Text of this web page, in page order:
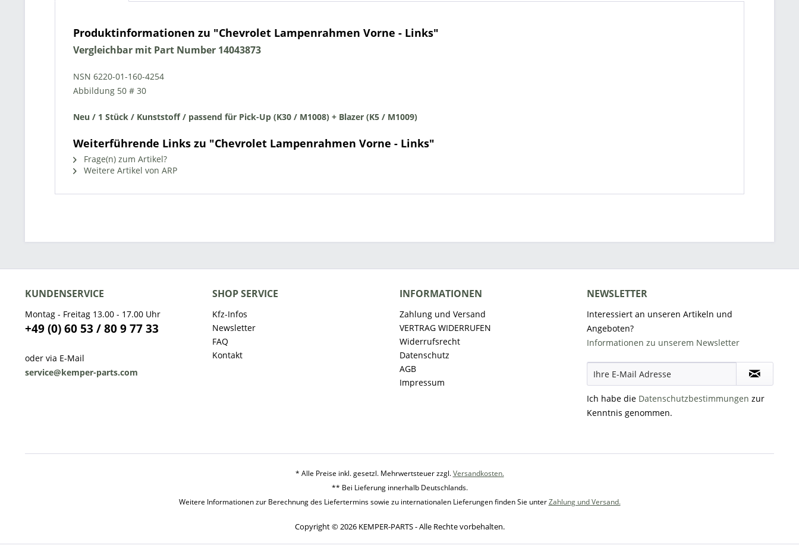
Produktinformationen zu "Chevrolet Lampenrahmen Vorne - Links"
Vergleichbar mit Part Number 14043873
NSN 6220-01-160-4254
Abbildung 50 # 30
Neu / 1 Stück / Kunststoff / passend für Pick-Up (K30 / M1008) + Blazer (K5 / M1009)
Weiterführende Links zu "Chevrolet Lampenrahmen Vorne - Links"
Frage(n) zum Artikel?
Weitere Artikel von ARP
KUNDENSERVICE
Montag - Freitag 13.00 - 17.00 Uhr
+49 (0) 60 53 / 80 9 77 33
oder via E-Mail
service@kemper-parts.com
SHOP SERVICE
Kfz-Infos
Newsletter
FAQ
Kontakt
INFORMATIONEN
Zahlung und Versand
VERTRAG WIDERRUFEN
Widerrufsrecht
Datenschutz
AGB
Impressum
NEWSLETTER
Interessiert an unseren Artikeln und
Angeboten?
Informationen zu unserem Newsletter
Ich habe die Datenschutzbestimmungen zur
Kenntnis genommen.
* Alle Preise inkl. gesetzl. Mehrwertsteuer zzgl.Versandkosten.
** Bei Lieferung innerhalb Deutschlands.
Weitere Informationen zur Berechnung des Liefertermins sowie zu internationalen Lieferungen finden Sie unterZahlung und Versand.
Copyright © 2026 KEMPER-PARTS - Alle Rechte vorbehalten.